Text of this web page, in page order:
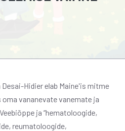
Hidier elab Maine'is mitme
vananevate vanemate ja
ja “hematoloogide,
reumatoloogide,